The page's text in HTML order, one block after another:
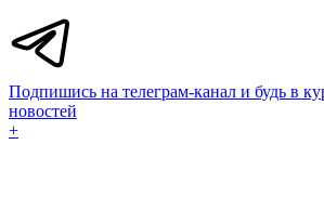
Подпишись на телеграм-канал и будь в
новостей
+